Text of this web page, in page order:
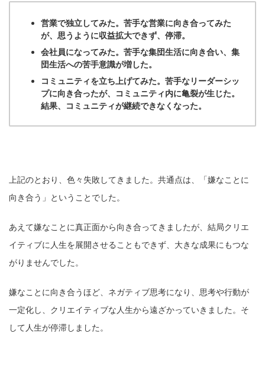
営業で独立してみた。苦手な営業に向き合ってみた
が、思うように収益拡大できず、停滞。
会社員になってみた。苦手な集団生活に向き合い、集
団生活への苦手意識が増した。
コミュニティを立ち上げてみた。苦手なリーダーシッ
プに向き合ったが、コミュニティ内に亀裂が生じた。
結果、コミュニティが継続できなくなった。
上記のとおり、色々失敗してきました。共通点は、「嫌なことに
向き合う」ということでした。
あえて嫌なことに真正面から向き合ってきましたが、結局クリエ
イティブに人生を展開させることもできず、大きな成果にもつな
がりませんでした。
嫌なことに向き合うほど、ネガティブ思考になり、思考や行動が
一定化し、クリエイティブな人生から遠ざかっていきました。そ
して人生が停滞しました。